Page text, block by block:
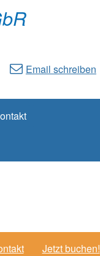
Email schreiben
Jetzt buchen!